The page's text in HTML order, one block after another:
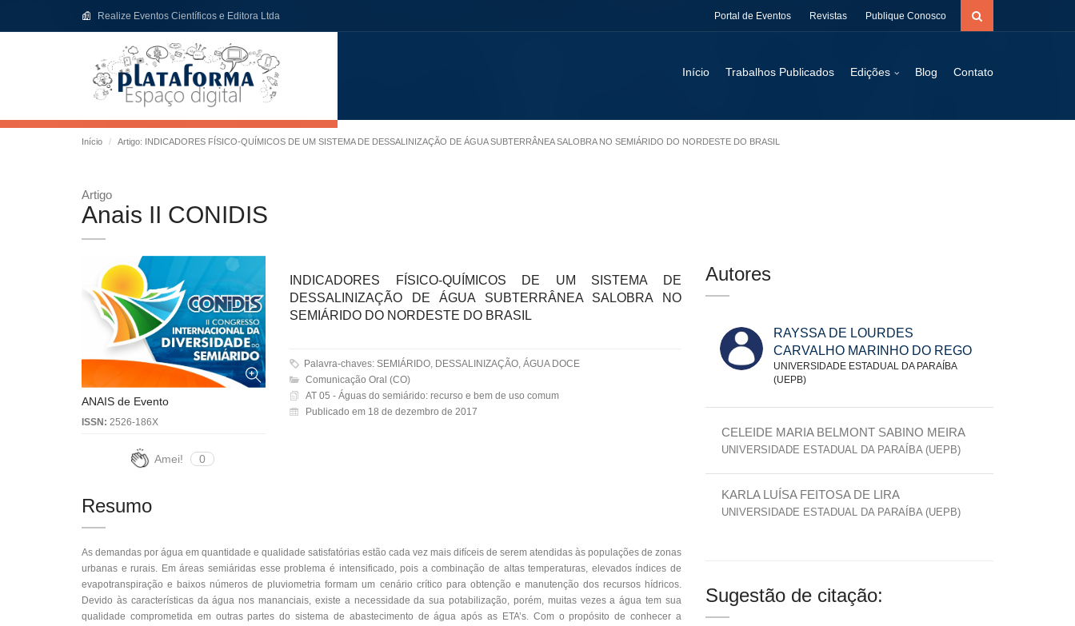
Realize Eventos Científicos e Editora Ltda Portal de Eventos Revistas Publique Conosco
Início Trabalhos Publicados Edições Blog Contato
Início Artigo: INDICADORES FÍSICO-QUÍMICOS DE UM SISTEMA DE DESSALINIZAÇÃO DE ÁGUA SUBTERRÂNEA SALOBRA NO SEMIÁRIDO DO NORDESTE DO BRASIL
Artigo
Anais II CONIDIS
ANAIS de Evento
ISSN: 2526-186X
Amei! 0
INDICADORES FÍSICO-QUÍMICOS DE UM SISTEMA DE
DESSALINIZAÇÃO DE ÁGUA SUBTERRÂNEA SALOBRA NO
SEMIÁRIDO DO NORDESTE DO BRASIL
Palavra-chaves: SEMIÁRIDO, DESSALINIZAÇÃO, ÁGUA DOCE
Comunicação Oral (CO)
AT 05 - Águas do semiárido: recurso e bem de uso comum
Publicado em 18 de dezembro de 2017
Resumo
As demandas por água em quantidade e qualidade satisfatórias estão cada vez mais difíceis de serem atendidas às populações de zonas
urbanas e rurais. Em áreas semiáridas esse problema é intensificado, pois a combinação de altas temperaturas, elevados índices de
evapotranspiração e baixos números de pluviometria formam um cenário crítico para obtenção e manutenção dos recursos hídricos.
Devido às características da água nos mananciais, existe a necessidade da sua potabilização, porém, muitas vezes a água tem sua
qualidade comprometida em outras partes do sistema de abastecimento de água após as ETA’s. Com o propósito de conhecer a
Autores
RAYSSA DE LOURDES
CARVALHO MARINHO DO REGO
UNIVERSIDADE ESTADUAL DA PARAÍBA
(UEPB)
CELEIDE MARIA BELMONT SABINO MEIRA
UNIVERSIDADE ESTADUAL DA PARAÍBA (UEPB)
KARLA LUÍSA FEITOSA DE LIRA
UNIVERSIDADE ESTADUAL DA PARAÍBA (UEPB)
Sugestão de citação: